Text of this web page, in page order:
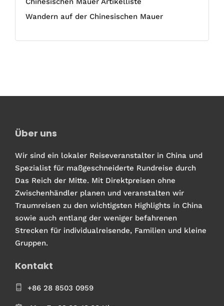
Wandern auf der Chinesischen Mauer
Über uns
Wir sind ein lokaler Reiseveranstalter in China und
Spezialist für maßgeschneiderte Rundreise durch
Das Reich der Mitte. Mit Direktpreisen ohne
Zwischenhändler planen und veranstalten wir
Traumreisen zu den wichtigsten Highlights in China
sowie auch entlang der weniger befahrenen
Strecken für individualreisende, Familien und kleine
Gruppen.
Kontakt
+86 28 8503 0959